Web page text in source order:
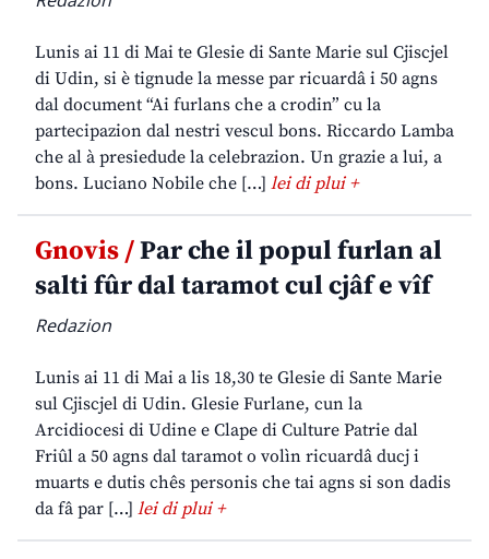
Lunis ai 11 di Mai te Glesie di Sante Marie sul Cjiscjel
di Udin, si è tignude la messe par ricuardâ i 50 agns
dal document “Ai furlans che a crodin” cu la
partecipazion dal nestri vescul bons. Riccardo Lamba
che al à presiedude la celebrazion. Un grazie a lui, a
bons. Luciano Nobile che […] lei di plui +
Gnovis /Par che il popul furlan al
salti fûr dal taramot cul cjâf e vîf
Redazion
Lunis ai 11 di Mai a lis 18,30 te Glesie di Sante Marie
sul Cjiscjel di Udin. Glesie Furlane, cun la
Arcidiocesi di Udine e Clape di Culture Patrie dal
Friûl a 50 agns dal taramot o volìn ricuardâ ducj i
muarts e dutis chês personis che tai agns si son dadis
da fâ par […] lei di plui +